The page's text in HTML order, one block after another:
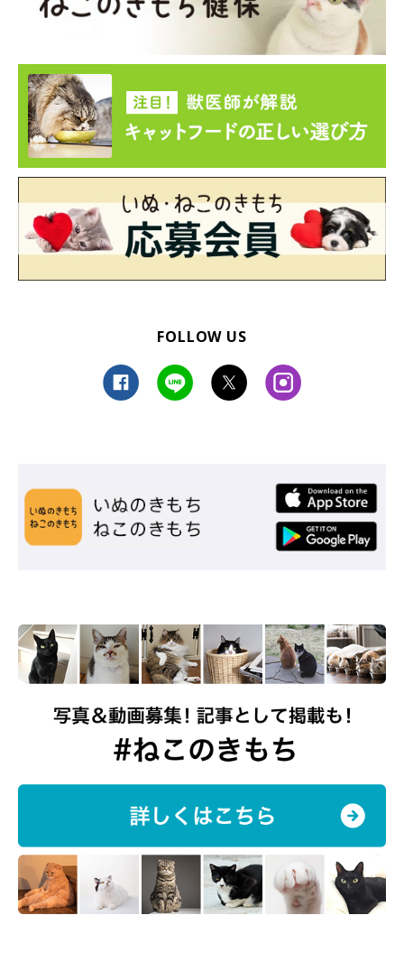
こちらをじーーっと見つめる、おマサちゃん、おフクちゃん。
そんなおマサちゃん、おフクちゃんは、飼い主さんにとって
関連記事:
遊んでいるときに静かになった元保護猫を見る
ソ天で、さらにはバンザイをした状態で爆睡している姿が写ってい
ました。一体どのような状況だったのか、飼い主さんに話を聞いて
みることに。
写真提供・取材協力／ @chan_mosa81さん／X（旧Twitter）
取材・文／山田リタ
2026年5月時点の情報であり、現在と異なる場合があります。
FOLLOW US